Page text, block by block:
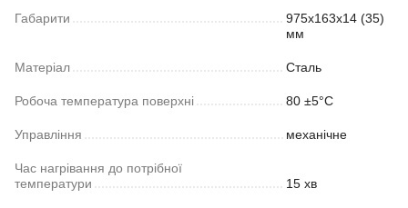
Габарити
975х163х14 (35)
мм
Матеріал Сталь
Робоча температура поверхні 80 ±5°С
Управління механічне
Час нагрівання до потрібної
температури
15 хв